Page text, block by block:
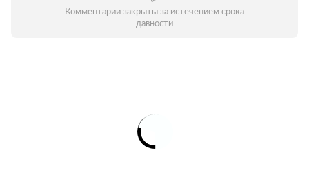
Комментарии закрыты за истечением срока
давности